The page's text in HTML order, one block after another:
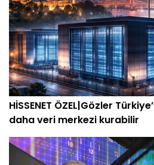
HİSSENET ÖZEL|Gözler
daha veri merkezi kurabilir